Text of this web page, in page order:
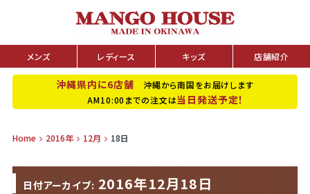
メンズ レディース キッズ 店舗紹介
沖縄県内に6店舗 沖縄から南国をお届けします
AM10:00までの注文は当日発送予定！
Home 2016年 12月 18日
日付アーカイブ: 2016年12月18日